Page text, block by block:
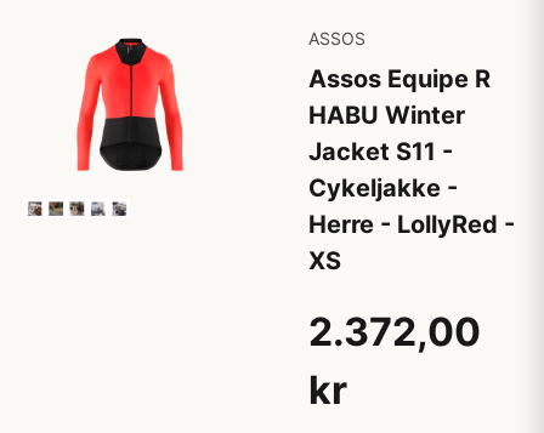
ASSOS
Assos Equipe R
HABU Winter
Jacket S11 -
Cykeljakke -
Herre - LollyRed -
XS
2.372,00
kr